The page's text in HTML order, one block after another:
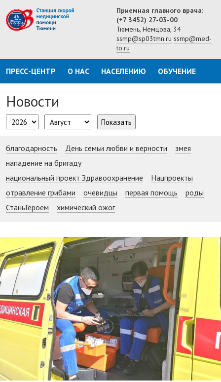
Приемная главного врача:
(+7 3452) 27-03-00
Тюмень, Немцова, 34
ssmp@sp03tmn.ru ssmp@med-
to.ru
ПРЕСС-ЦЕНТР О НАС НАСЕЛЕНИЮ ОБУЧЕНИЕ
Новости
Показать
благодарность День семьи любви и верности
змея
нападение на бригаду
национальный проект Здравоохранение
Нацпроекты
отравление грибами
очевидцы первая помощь
роды
СтаньГероем
химический ожог